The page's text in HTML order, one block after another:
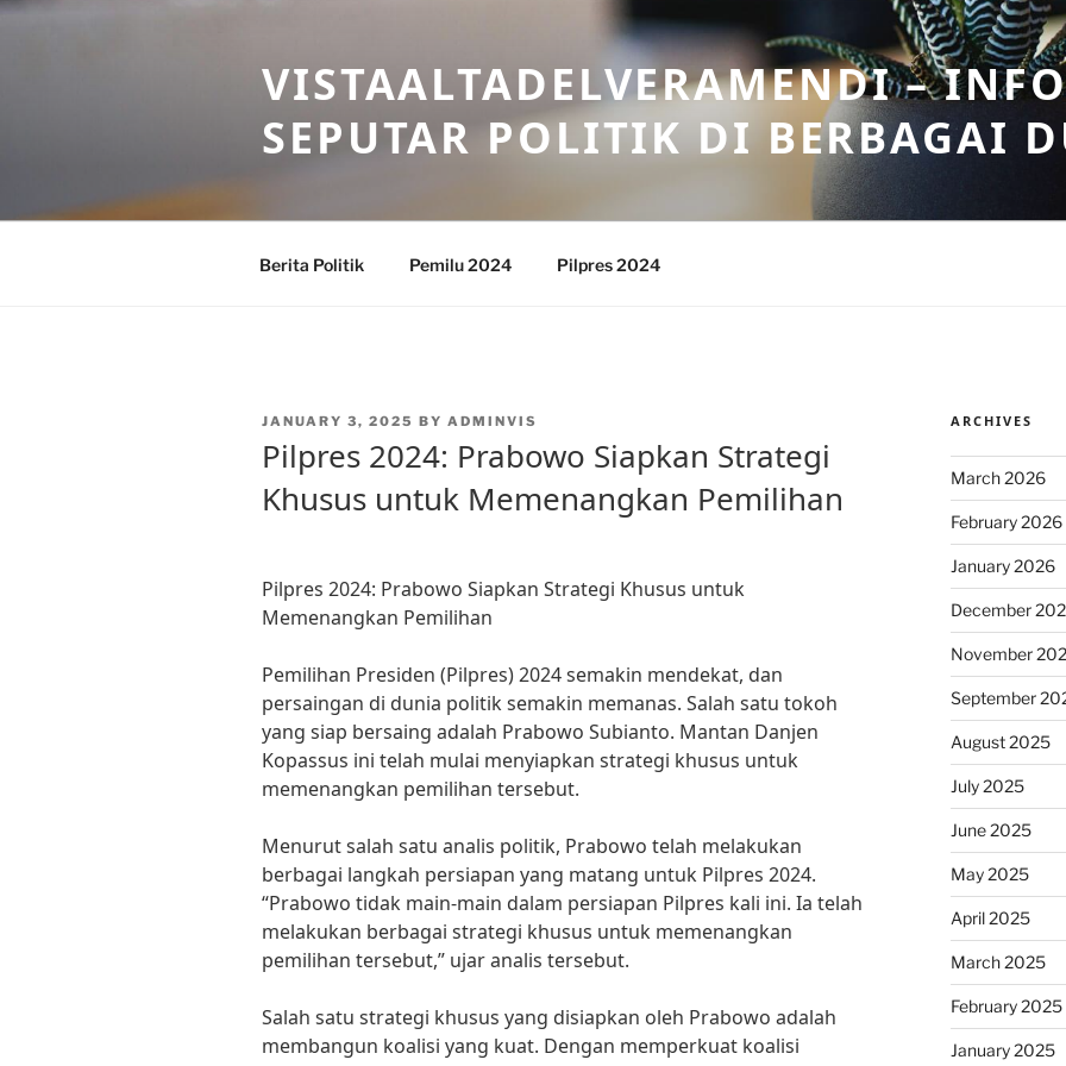
Skip
VISTAALTADELVERAMENDI –
SEPUTAR POLITIK DI BERBAGAI
Berita Politik Pemilu 2024 Pilpres 2024
POSTED
JANUARY 3, 2025 BY ADMINVIS
Pilpres 2024: Prabowo Siapkan Strategi
Khusus untuk Memenangkan Pemilihan
Pilpres 2024: Prabowo Siapkan Strategi Khusus untuk
Memenangkan Pemilihan
Pemilihan Presiden (Pilpres) 2024 semakin mendekat, dan
persaingan di dunia politik semakin memanas. Salah satu tokoh
yang siap bersaing adalah Prabowo Subianto. Mantan Danjen
Kopassus ini telah mulai menyiapkan strategi khusus untuk
memenangkan pemilihan tersebut.
Menurut salah satu analis politik, Prabowo telah melakukan
berbagai langkah persiapan yang matang untuk Pilpres 2024.
“Prabowo tidak main-main dalam persiapan Pilpres kali ini. Ia telah
melakukan berbagai strategi khusus untuk memenangkan
pemilihan tersebut,” ujar analis tersebut.
Salah satu strategi khusus yang disiapkan oleh Prabowo adalah
membangun koalisi yang kuat. Dengan memperkuat koalisi
ARCHIVES
March 2026
February 2026
January 2026
December
November
September
August 2025
July 2025
June 2025
May 2025
April 2025
March 2025
February 2025
January 2025